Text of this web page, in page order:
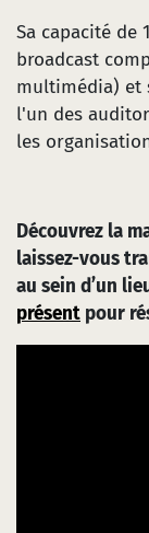
Sa capacité de
broadcast
multimédia) et
l'un des
les
Découvrez la
laissez-vous
au sein d’un
présent pour